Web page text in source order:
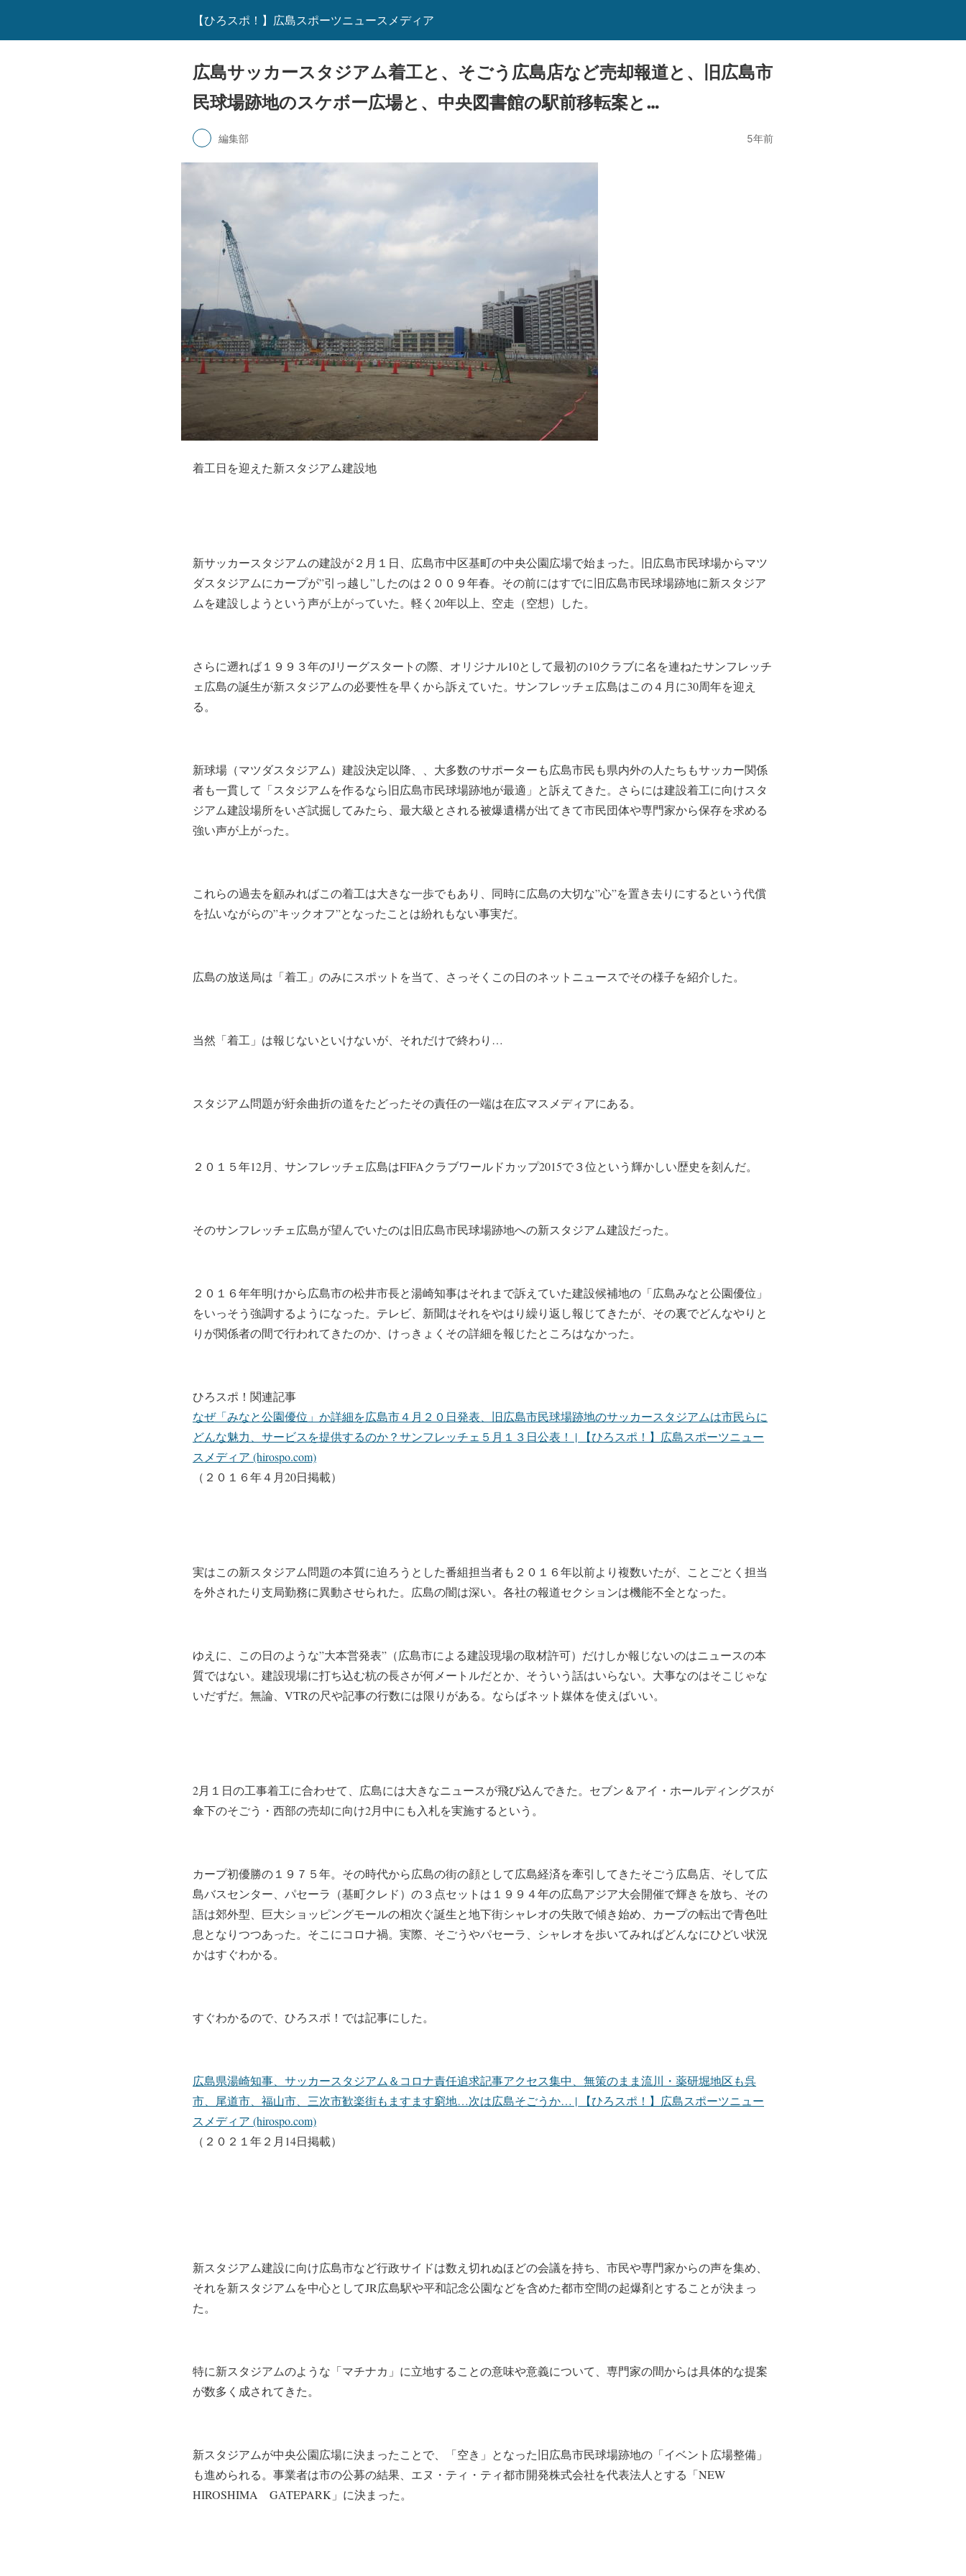
【ひろスポ！】広島スポーツニュースメディア
広島サッカースタジアム着工と、そごう広島店など売却報道と、旧広島市
民球場跡地のスケボー広場と、中央図書館の駅前移転案と…
編集部 5年前
着工日を迎えた新スタジアム建設地
新サッカースタジアムの建設が２月１日、広島市中区基町の中央公園広場で始まった。旧広島市民球場からマツ
ダスタジアムにカープが”引っ越し”したのは２００９年春。その前にはすでに旧広島市民球場跡地に新スタジア
ムを建設しようという声が上がっていた。軽く20年以上、空走（空想）した。
さらに遡れば１９９３年のJリーグスタートの際、オリジナル10として最初の10クラブに名を連ねたサンフレッチ
ェ広島の誕生が新スタジアムの必要性を早くから訴えていた。サンフレッチェ広島はこの４月に30周年を迎え
る。
新球場（マツダスタジアム）建設決定以降、、大多数のサポーターも広島市民も県内外の人たちもサッカー関係
者も一貫して「スタジアムを作るなら旧広島市民球場跡地が最適」と訴えてきた。さらには建設着工に向けスタ
ジアム建設場所をいざ試掘してみたら、最大級とされる被爆遺構が出てきて市民団体や専門家から保存を求める
強い声が上がった。
これらの過去を顧みればこの着工は大きな一歩でもあり、同時に広島の大切な”心”を置き去りにするという代償
を払いながらの”キックオフ”となったことは紛れもない事実だ。
広島の放送局は「着工」のみにスポットを当て、さっそくこの日のネットニュースでその様子を紹介した。
当然「着工」は報じないといけないが、それだけで終わり…
スタジアム問題が紆余曲折の道をたどったその責任の一端は在広マスメディアにある。
２０１５年12月、サンフレッチェ広島はFIFAクラブワールドカップ2015で３位という輝かしい歴史を刻んだ。
そのサンフレッチェ広島が望んでいたのは旧広島市民球場跡地への新スタジアム建設だった。
２０１６年年明けから広島市の松井市長と湯崎知事はそれまで訴えていた建設候補地の「広島みなと公園優位」
をいっそう強調するようになった。テレビ、新聞はそれをやはり繰り返し報じてきたが、その裏でどんなやりと
りが関係者の間で行われてきたのか、けっきょくその詳細を報じたところはなかった。
ひろスポ！関連記事
なぜ「みなと公園優位」か詳細を広島市４月２０日発表、旧広島市民球場跡地のサッカースタジアムは市民らに
どんな魅力、サービスを提供するのか？サンフレッチェ５月１３日公表！ | 【ひろスポ！】広島スポーツニュー
スメディア (hirospo.com)
（２０１６年４月20日掲載）
実はこの新スタジアム問題の本質に迫ろうとした番組担当者も２０１６年以前より複数いたが、ことごとく担当
を外されたり支局勤務に異動させられた。広島の闇は深い。各社の報道セクションは機能不全となった。
ゆえに、この日のような”大本営発表”（広島市による建設現場の取材許可）だけしか報じないのはニュースの本
質ではない。建設現場に打ち込む杭の長さが何メートルだとか、そういう話はいらない。大事なのはそこじゃな
いだずだ。無論、VTRの尺や記事の行数には限りがある。ならばネット媒体を使えばいい。
2月１日の工事着工に合わせて、広島には大きなニュースが飛び込んできた。セブン＆アイ・ホールディングスが
傘下のそごう・西部の売却に向け2月中にも入札を実施するという。
カープ初優勝の１９７５年。その時代から広島の街の顔として広島経済を牽引してきたそごう広島店、そして広
島バスセンター、パセーラ（基町クレド）の３点セットは１９９４年の広島アジア大会開催で輝きを放ち、その
語は郊外型、巨大ショッピングモールの相次ぐ誕生と地下街シャレオの失敗で傾き始め、カープの転出で青色吐
息となりつつあった。そこにコロナ禍。実際、そごうやパセーラ、シャレオを歩いてみればどんなにひどい状況
かはすぐわかる。
すぐわかるので、ひろスポ！では記事にした。
広島県湯崎知事、サッカースタジアム＆コロナ責任追求記事アクセス集中、無策のまま流川・薬研堀地区も呉
市、尾道市、福山市、三次市歓楽街もますます窮地…次は広島そごうか… | 【ひろスポ！】広島スポーツニュー
スメディア (hirospo.com)
（２０２１年２月14日掲載）
新スタジアム建設に向け広島市など行政サイドは数え切れぬほどの会議を持ち、市民や専門家からの声を集め、
それを新スタジアムを中心としてJR広島駅や平和記念公園などを含めた都市空間の起爆剤とすることが決まっ
た。
特に新スタジアムのような「マチナカ」に立地することの意味や意義について、専門家の間からは具体的な提案
が数多く成されてきた。
新スタジアムが中央公園広場に決まったことで、「空き」となった旧広島市民球場跡地の「イベント広場整備」
も進められる。事業者は市の公募の結果、エヌ・ティ・ティ都市開発株式会社を代表法人とする「NEW
HIROSHIMA GATEPARK」に決まった。